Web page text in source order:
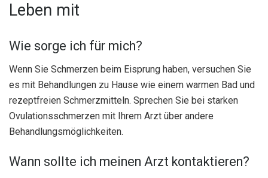
Leben mit
Wie sorge ich für mich?
Wenn Sie Schmerzen beim Eisprung haben, versuchen Sie
es mit Behandlungen zu Hause wie einem warmen Bad und
rezeptfreien Schmerzmitteln. Sprechen Sie bei starken
Ovulationsschmerzen mit Ihrem Arzt über andere
Behandlungsmöglichkeiten.
Wann sollte ich meinen Arzt kontaktieren?